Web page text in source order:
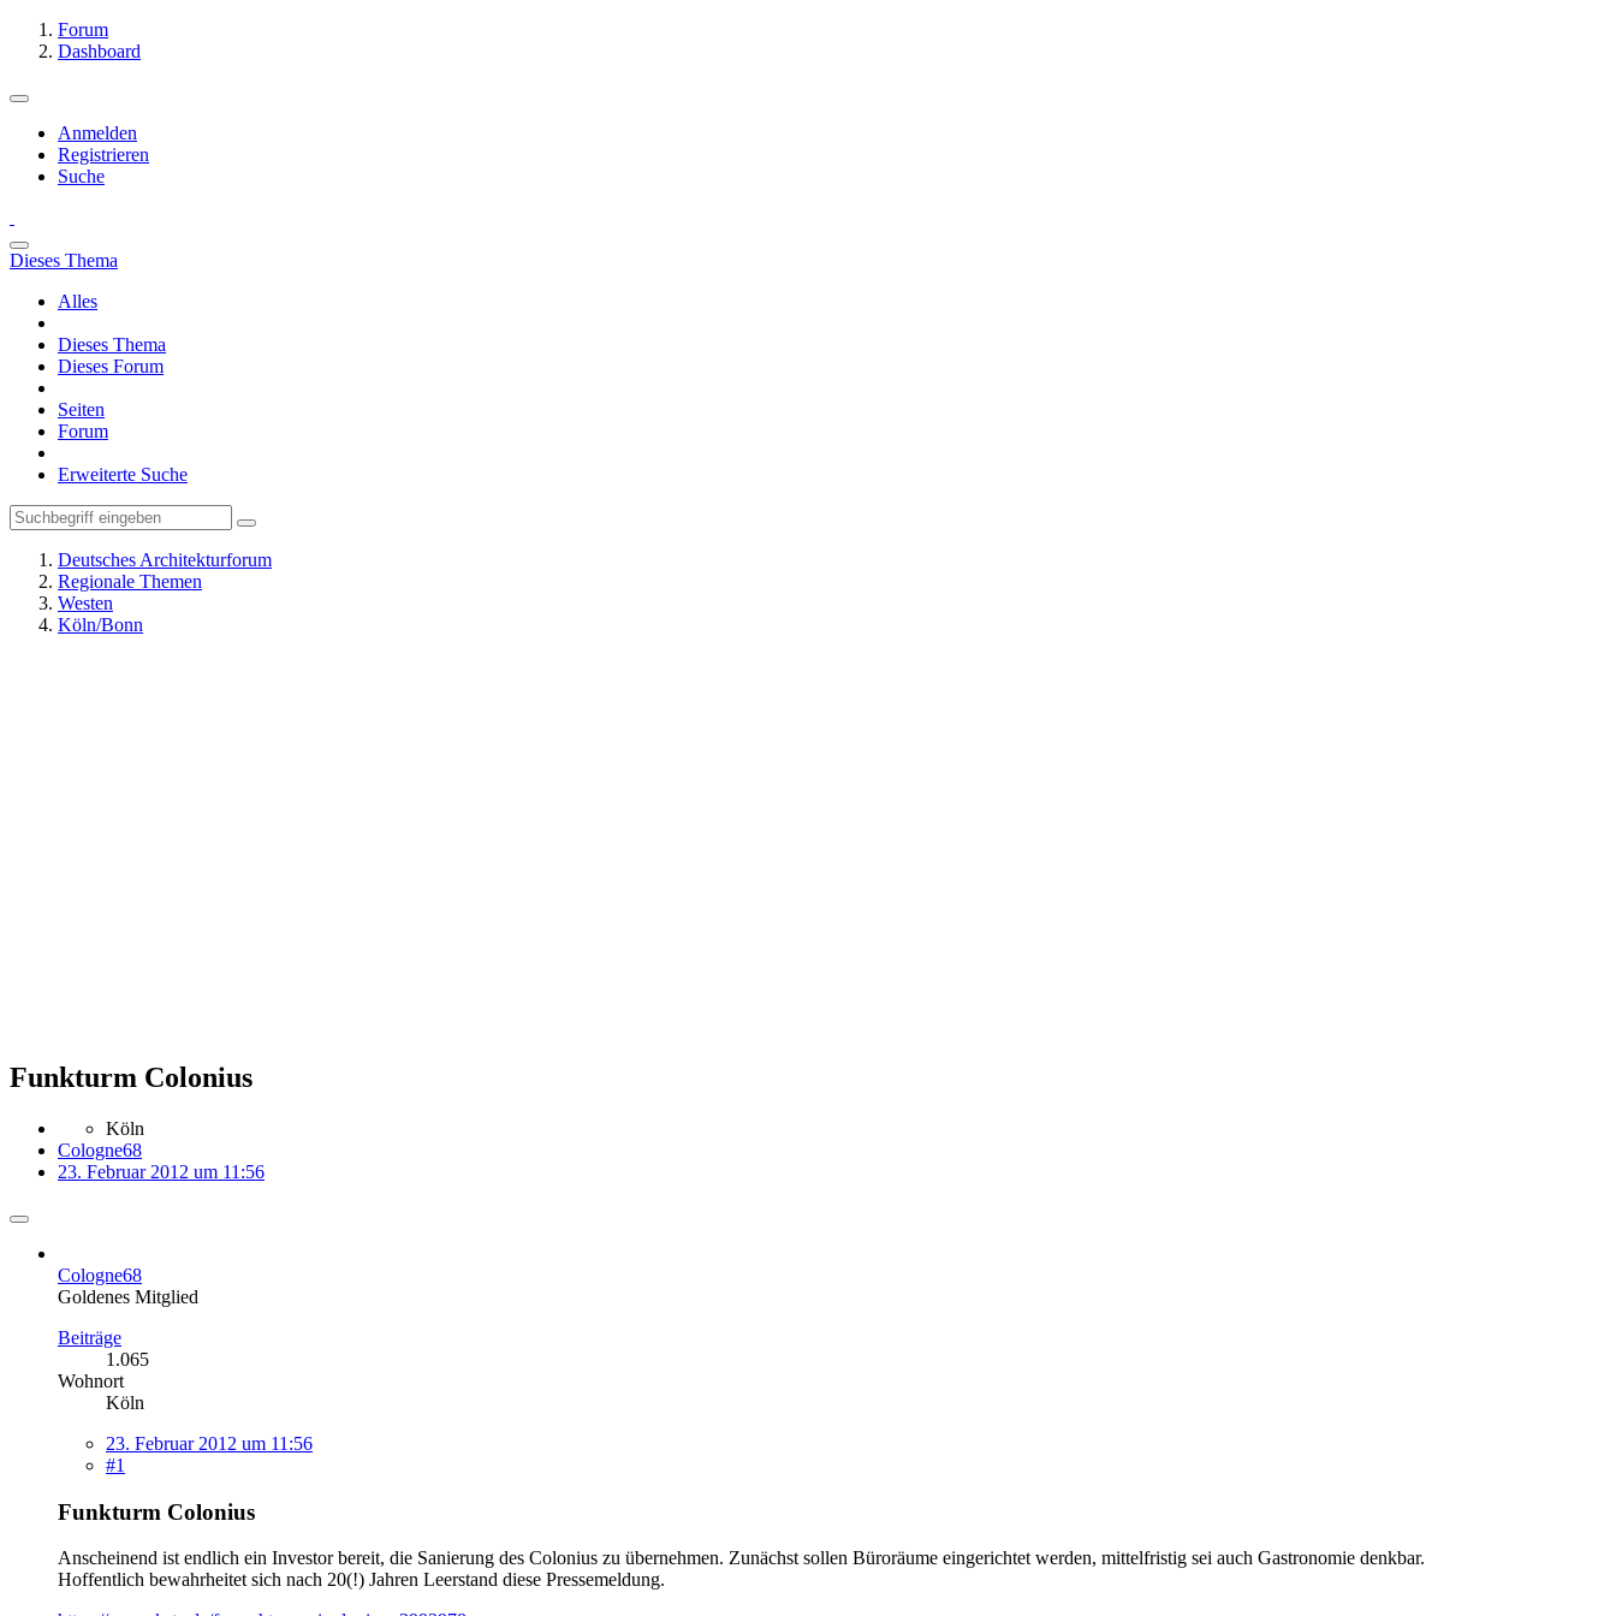
Forum
Dashboard
Anmelden
Registrieren
Suche
Dieses Thema
Alles
Dieses Thema
Dieses Forum
Seiten
Forum
Erweiterte Suche
Deutsches Architekturforum
Regionale Themen
Westen
Köln/Bonn
Funkturm Colonius
Köln
Cologne68
23. Februar 2012 um 11:56
Cologne68
Goldenes Mitglied
Beiträge
1.065
Wohnort
Köln
23. Februar 2012 um 11:56
#1
Funkturm Colonius
Anscheinend ist endlich ein Investor bereit, die Sanierung des Colonius zu übernehmen. Zunächst sollen Büroräume eingerichtet werden, mittelfristig sei auch Gastronomie denkbar.
Hoffentlich bewahrheitet sich nach 20(!) Jahren Leerstand diese Pressemeldung.